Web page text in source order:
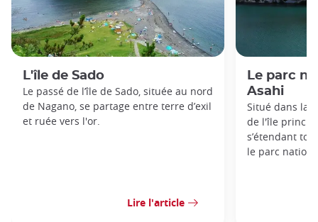
L'île de Sado
Le passé de l’île de Sado, située au nord
de Nagano, se partage entre terre d’exil
et ruée vers l'or.
Lire l'article
Le parc
Asahi
Situé dans la
de l'île
s’étendant
le parc